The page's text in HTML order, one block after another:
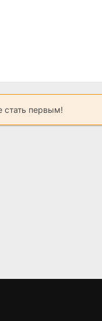
стать первым!